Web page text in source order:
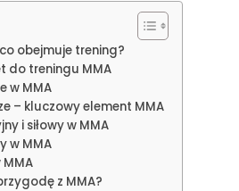
obejmuje trening?
do treningu MMA
w MMA
– kluczowy element MMA
i siłowy w MMA
w MMA
z MMA?